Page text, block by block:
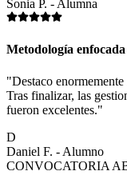
Sonia P. - Alumna
Metodología
"Destaco
Tras finalizar, las
fueron excelentes."
D
Daniel F. - Alumno
CONVOCATORIA